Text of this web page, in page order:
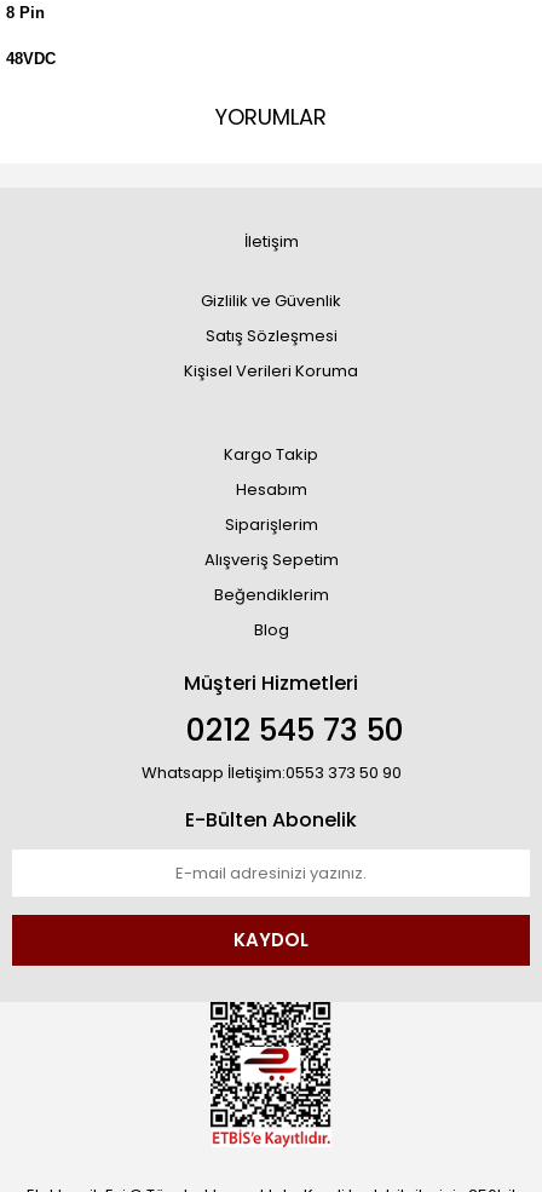
8 Pin
48VDC
YORUMLAR
İletişim
Gizlilik ve Güvenlik
Satış Sözleşmesi
Kişisel Verileri Koruma
Kargo Takip
Hesabım
Siparişlerim
Alışveriş Sepetim
Beğendiklerim
Blog
Müşteri Hizmetleri
0212 545 73 50
Whatsapp İletişim:0553 373 50 90
E-Bülten Abonelik
KAYDOL